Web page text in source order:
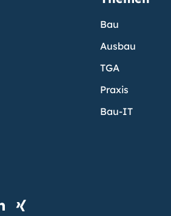
Bau
Ausbau
TGA
Praxis
Bau-IT